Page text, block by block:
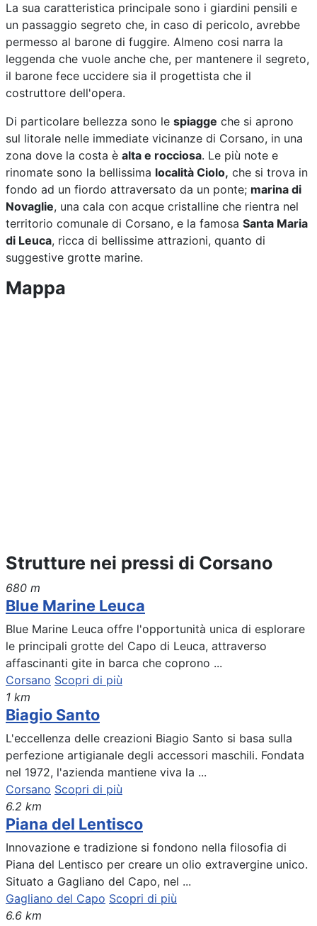
La sua caratteristica principale sono i giardini pensili e
un passaggio segreto che, in caso di pericolo, avrebbe
permesso al barone di fuggire. Almeno cosi narra la
leggenda che vuole anche che, per mantenere il segreto,
il barone fece uccidere sia il progettista che il
costruttore dell'opera.
Di particolare bellezza sono le spiagge che si aprono
sul litorale nelle immediate vicinanze di Corsano, in una
zona dove la costa è alta e rocciosa. Le più note e
rinomate sono la bellissima località Ciolo, che si trova in
fondo ad un fiordo attraversato da un ponte; marina di
Novaglie, una cala con acque cristalline che rientra nel
territorio comunale di Corsano, e la famosa Santa Maria
di Leuca, ricca di bellissime attrazioni, quanto di
suggestive grotte marine.
Mappa
Strutture nei pressi di Corsano
680 m
Blue Marine Leuca
Blue Marine Leuca offre l'opportunità unica di esplorare
le principali grotte del Capo di Leuca, attraverso
affascinanti gite in barca che coprono ...
Corsano Scopri di più
1 km
Biagio Santo
L'eccellenza delle creazioni Biagio Santo si basa sulla
perfezione artigianale degli accessori maschili. Fondata
nel 1972, l'azienda mantiene viva la ...
Corsano Scopri di più
6.2 km
Piana del Lentisco
Innovazione e tradizione si fondono nella filosofia di
Piana del Lentisco per creare un olio extravergine unico.
Situato a Gagliano del Capo, nel ...
Gagliano del Capo Scopri di più
6.6 km